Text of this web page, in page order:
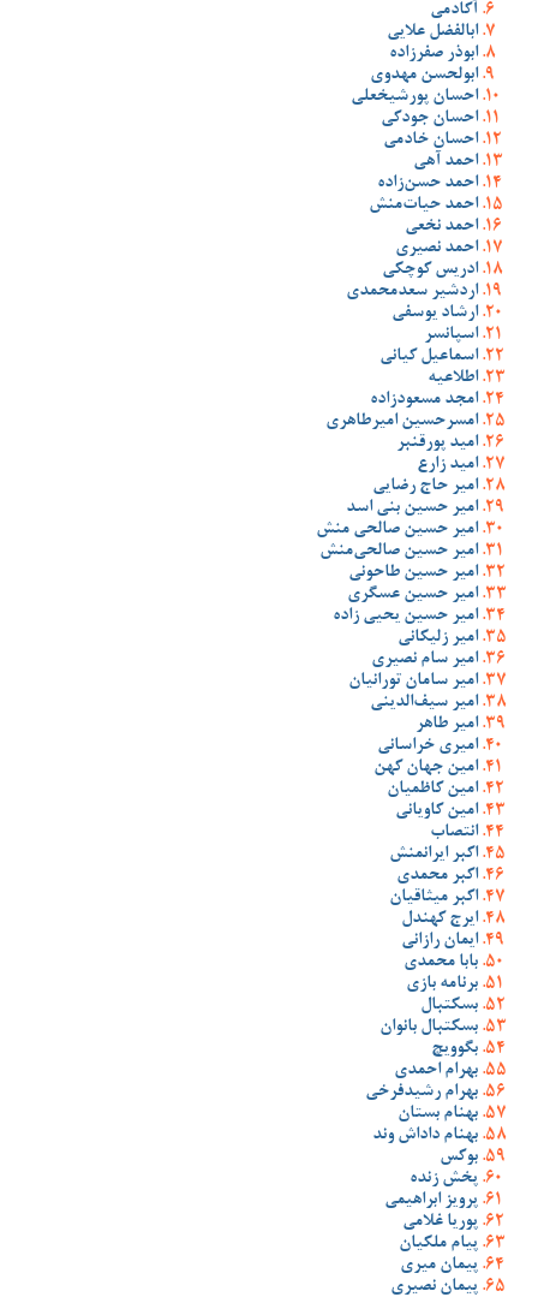
آکادمی
ابالفضل علایی
ابوذر صفرزاده
ابولحسن مهدوی
احسان پورشیخعلی
احسان جودکی
احسان خادمی
احمد آهی
احمد حسن‌زاده
احمد حیات‌منش
احمد نخعی
احمد نصیری
ادریس کوچکی
اردشیر سعدمحمدی
ارشاد یوسفی
اسپانسر
اسماعیل کیانی
اطلاعیه
امجد مسعودزاده
امسرحسین امیرطاهری
امید پورقنبر
امید زارع
امیر حاج رضایی
امیر حسین بنی اسد
امیر حسین صالحی منش
امیر حسین صالحی‌منش
امیر حسین طاحونی
امیر حسین عسگری
امیر حسین یحیی زاده
امیر زلیکانی
امیر سام نصیری
امیر سامان تورانیان
امیر سیف‌الدینی
امیر طاهر
امیری خراسانی
امین جهان کهن
امین کاظمیان
امین کاویانی
انتصاب
اکبر ایرانمنش
اکبر محمدی
اکبر میثاقیان
ایرج کهندل
ایمان رازانی
بابا محمدی
برنامه بازی
بسکتبال
بسکتبال بانوان
بگوویچ
بهرام احمدی
بهرام رشیدفرخی
بهنام بستان
بهنام داداش وند
بوکس
پخش زنده
پرویز ابراهیمی
پوریا غلامی
پیام ملکیان
پیمان میری
پیمان نصیری